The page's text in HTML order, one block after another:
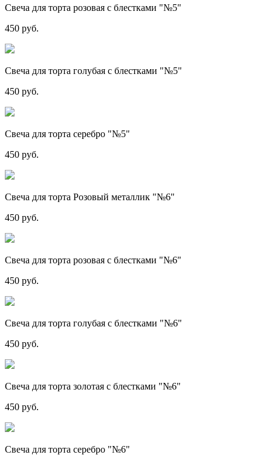
Свеча для торта розовая с блестками "№5"
450 руб.
Свеча для торта голубая с блестками "№5"
450 руб.
Свеча для торта серебро "№5"
450 руб.
Свеча для торта Розовый металлик "№6"
450 руб.
Свеча для торта розовая с блестками "№6"
450 руб.
Свеча для торта голубая с блестками "№6"
450 руб.
Свеча для торта золотая с блестками "№6"
450 руб.
Свеча для торта серебро "№6"